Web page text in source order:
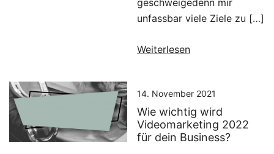
geschweigedenn mir
unfassbar viele Ziele zu […]
Weiterlesen
14. November 2021
Wie wichtig wird
Videomarketing 2022
für dein Business?